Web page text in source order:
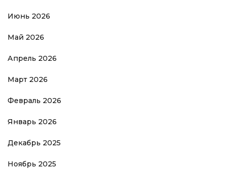
Июнь 2026
Май 2026
Апрель 2026
Март 2026
Февраль 2026
Январь 2026
Декабрь 2025
Ноябрь 2025